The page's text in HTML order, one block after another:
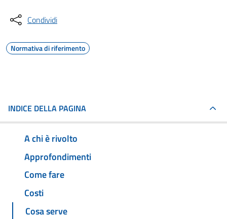
Condividi
Normativa di riferimento
INDICE DELLA PAGINA
A chi è rivolto
Approfondimenti
Come fare
Costi
Cosa serve